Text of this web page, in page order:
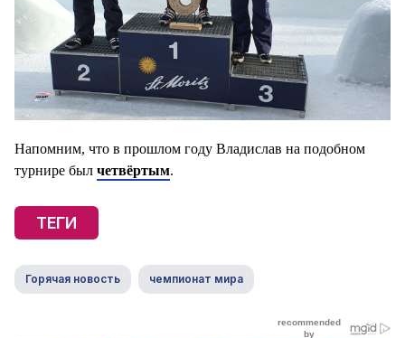
Напомним, что в прошлом году Владислав на подобном
турнире был четвёртым.
ТЕГИ
Горячая новость чемпионат мира